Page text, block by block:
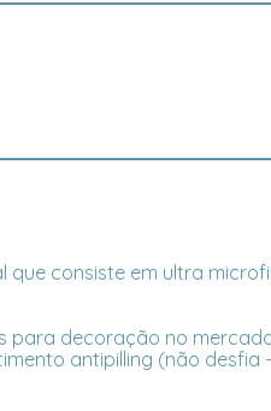
que consiste em ultra
para decoração no
antipilling (não desfia